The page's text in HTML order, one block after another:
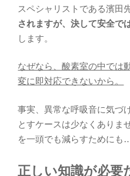
スペシャリストである濱田
されますが、決して安全で
します。
なぜなら、酸素室の中では
変に即対応できないから。
事実、異常な呼吸音に気づ
とすケースは少なくありま
を一頭でも減らすためにも
正しい知識が必要